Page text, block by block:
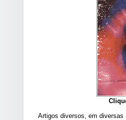
Artigos diversos, em diversas